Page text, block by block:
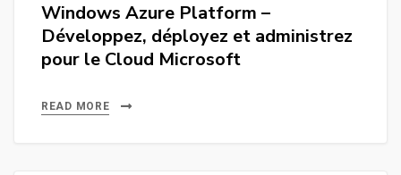
Windows Azure Platform –
Développez, déployez et administrez
pour le Cloud Microsoft
READ MORE